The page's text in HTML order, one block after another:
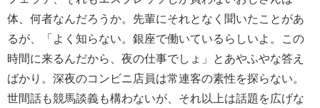
体、何者なんだろうか。先輩にそれとなく聞いたことがあ
るが、「よく知らない。銀座で働いているらしいよ。この
時間に来るんだから、夜の仕事でしょ」とあやふやな答え
ばかり。深夜のコンビニ店員は常連客の素性を探らない。
世間話も競馬談義も構わないが、それ以上は話題を広げな